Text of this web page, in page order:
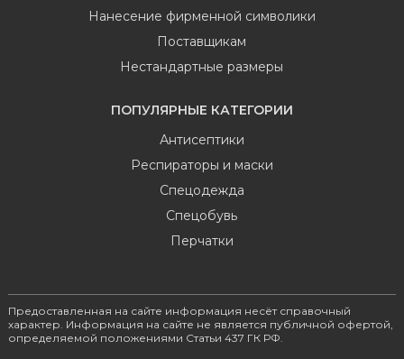
Нанесение фирменной символики
Поставщикам
Нестандартные размеры
ПОПУЛЯРНЫЕ КАТЕГОРИИ
Антисептики
Респираторы и маски
Спецодежда
Спецобувь
Перчатки
Предоставленная на сайте информация несёт справочный
характер. Информация на сайте не является публичной офертой,
определяемой положениями Статьи 437 ГК РФ.